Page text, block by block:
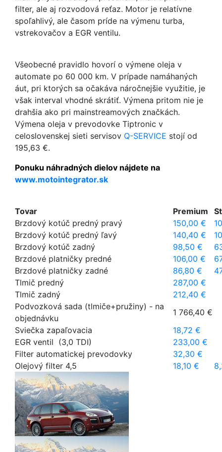
filter, ale aj rozvodová reťaz. Motor je relatívne
spoľahlivý, ale časom príde na výmenu turba,
vstrekovačov a EGR ventilu.
Všeobecné pravidlo hovorí o výmene oleja v
automate po 60 000 km. V prípade namáhaných
áut, pri ktorých sa očakáva náročnejšie využitie, je
však interval vhodné skrátiť. Výmena pritom nie je
drahšia ako pri mainstreamových značkách.
Výmena oleja v prevodovke Tiptronic v
celoslovenskej sieti servisov Q-SERVICE stojí od
195,63 €.
Ponuku náhradných dielov nájdete na
www.motointegrator.sk
Tovar Premium
Brzdový kotúč predný pravý
150,00 €
Brzdový kotúč predný ľavý
140,40 €
Brzdový kotúč zadný
98,50 €
Brzdové platničky predné
106,00 €
Brzdové platničky zadné
86,80 €
Tlmič predný
287,00 €
Tlmič zadný
212,40 €
Podvozková sada (tlmiče+pružiny) - na
objednávku
1 766,40 €
Sviečka zapaľovacia
18,72 €
EGR ventil (3,0 TDI)
233,00 €
Filter automatickej prevodovky
32,30 €
Olejový filter 4,5
18,10 €